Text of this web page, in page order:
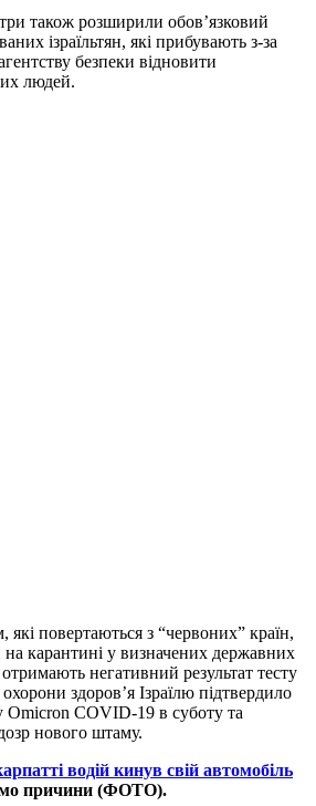
також розширили обов’язковий
ізраїльтян, які прибувають з-за
безпеки відновити
людей.
які повертаються з “червоних” країн,
на карантині у визначених державних
негативний результат тесту
здоров’я Ізраїлю підтвердило
Omicron COVID-19 в суботу та
нового штаму.
водій кинув свій автомобіль
причини (ФОТО).